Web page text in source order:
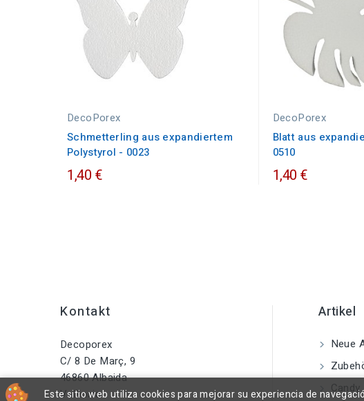
DecoPorex
Schmetterling aus expandiertem
Polystyrol - 0023
1,40 €
DecoPorex
Blatt aus
0510
1,40 €
Kontakt
Decoporex
C/ 8 De Març, 9
46860 Albaida
València
Artikel
Neue
Este sitio web utiliza cookies para mejorar su experiencia de